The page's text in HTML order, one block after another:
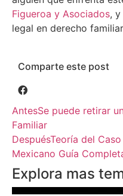
Figueroa y Asociados,
legal en derecho
Comparte este post
AntesSe puede retirar
Familiar
DespuésTeoría del
Mexicano Guía
Explora mas